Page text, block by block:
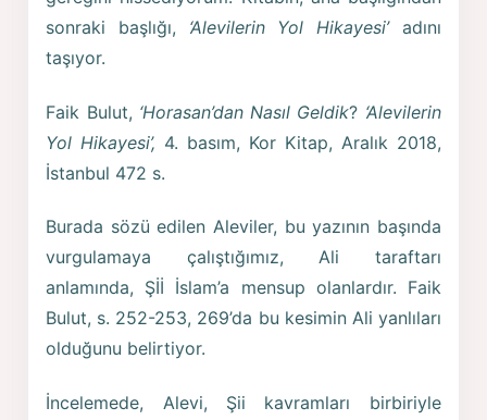
sonraki başlığı, ‘Alevilerin Yol Hikayesi’adını
taşıyor.
Faik Bulut, ‘Horasan’dan Nasıl Geldik? ‘Alevilerin
Yol Hikayesi’, 4. basım, Kor Kitap, Aralık 2018,
İstanbul 472 s.
Burada sözü edilen Aleviler, bu yazının başında
vurgulamaya çalıştığımız, Ali taraftarı
anlamında, Şİİ İslam’a mensup olanlardır. Faik
Bulut, s. 252-253, 269’da bu kesimin Ali yanlıları
olduğunu belirtiyor.
İncelemede, Alevi, Şii kavramları birbiriyle